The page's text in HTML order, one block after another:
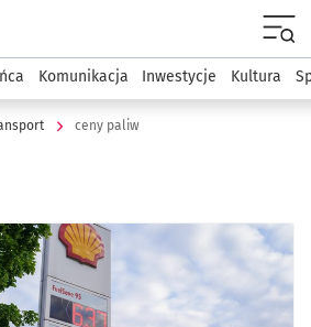
wroclaw.pl
Komunikacja Inwestycje Kultura
ceny paliw